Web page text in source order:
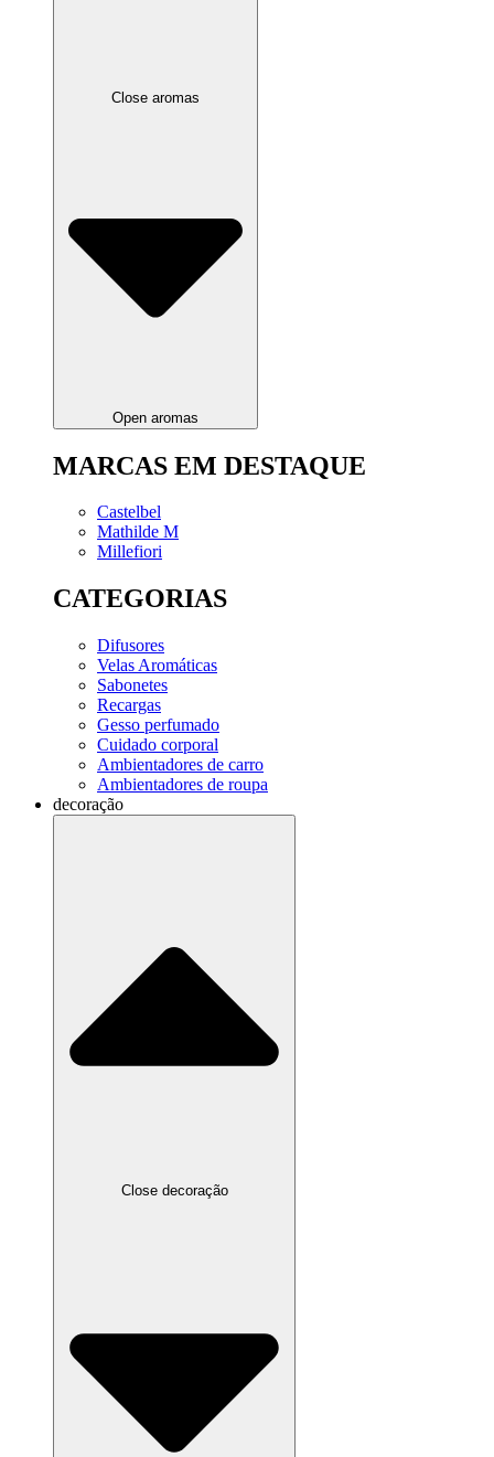
Close aromas
Open aromas
MARCAS EM DESTAQUE
Castelbel
Mathilde M
Millefiori
CATEGORIAS
Difusores
Velas Aromáticas
Sabonetes
Recargas
Gesso perfumado
Cuidado corporal
Ambientadores de carro
Ambientadores de roupa
decoração
Close decoração